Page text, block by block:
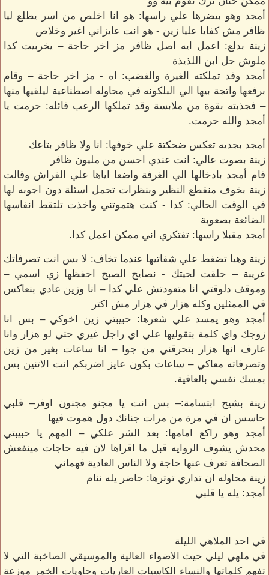
أمجد وهو بيضرها علي راسها: هو انا اخلص من اسر يطلع ليا
ظافر مش كفايا عليا زين - هو انت عايزاني اغير وخلاص
زينة بدلع: اعمل ايه اصل ظافر مز اخر حاجة – يخربيت كدا
ملوش حل ابن اللذيذة
أمجد وقد تملكته الغيرة والغضب: اه - مز اخر حاجة – وقام
برفعها واتجة بيها الي البلكونه في محاوله اصطناعية ليلقيها منها
– فجذبته بقوة من ملابسة وقد تملكها الرعب قائله: حرمت يا
أمجد والله حرمت.
أمجد بجديه تعكس ضحكتة علي خوفها: انا ولا ظافر بتاعك
زينة بصوت عالي: انت عندي احسن من مليون ظافر
قام أمجد بادخالها الي الغرفة واضعا اياها علي الفراش وقالت
زينة بخوف منقطع النظير وبنظرات تحمل اسئلة دون اجوبه لها
في الوقت الحالي: كدا - كنت هتموتني واخذت تلتقط انفاسها
الضائعة بصعوبة
أمجد مقبلا راسها: تفتكري اني ممكن اعمل كدا.
زينة وهيا تضغط علي شفاتيها عندما تخاف: لا بس انت تصرفاتك
غريبة – حلقت لحيتك - نصايح الصبح احفظها زي اسمي –
وموقف دلوقتي انا متعودتش علي كدا – انا وزين عادي بنعاكس
في الممثلين وكله هزار في هزار مش اكتر
أمجد وهو يمسد علي شعرها: حبيبتي زين اخوكي – بس انا
زوجك واي كلمة بتقوليها علي اي راجل غيري حتي لو هزار وانا
عارف انها هزار بتحرقني من جوا – انا ساعات بغير من زين
وتصرفاته معاكي – ساعات بكون عايز اضربكم انت الاتنين بس
بمسك نفسي بالعافية.
زينة بشيح ابتسامة:– بس انت يا مجنو مجنون اوفر– قلبي
حاسس ان في مرة من مرات جنانك دول هموت فيها
أمجد وهو راكع امامها: بعد الشر علكي – المهم يا حبيبتي
محدش يشوف الروايه قبل ما اقراها لان فيه حاجات مينفعش
الصحافة تعرف عنها حاجة ولا الناس العادية فهماني
زينة محاوله ان تداري توترها: حاضر يله ننام
أمجد: يله يا قلبي
في احد الملاهي الليلة
في ملهي ليلي حيث الاضواء العالية والموسيقي الصاخبة التي لا
تفهم كلماتها والنساء الكاسيات العاريات وحاويات الخمر موزعة